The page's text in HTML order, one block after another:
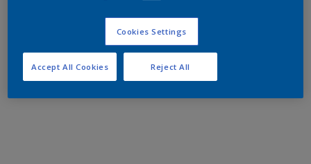
Cookies Settings
Reject All
Accept All Cookies